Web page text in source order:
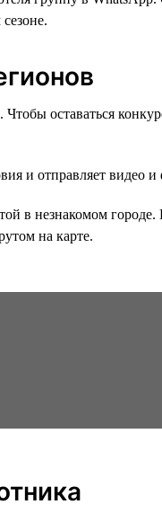
оставаться
и отправляет видео
в незнакомом
на карте.